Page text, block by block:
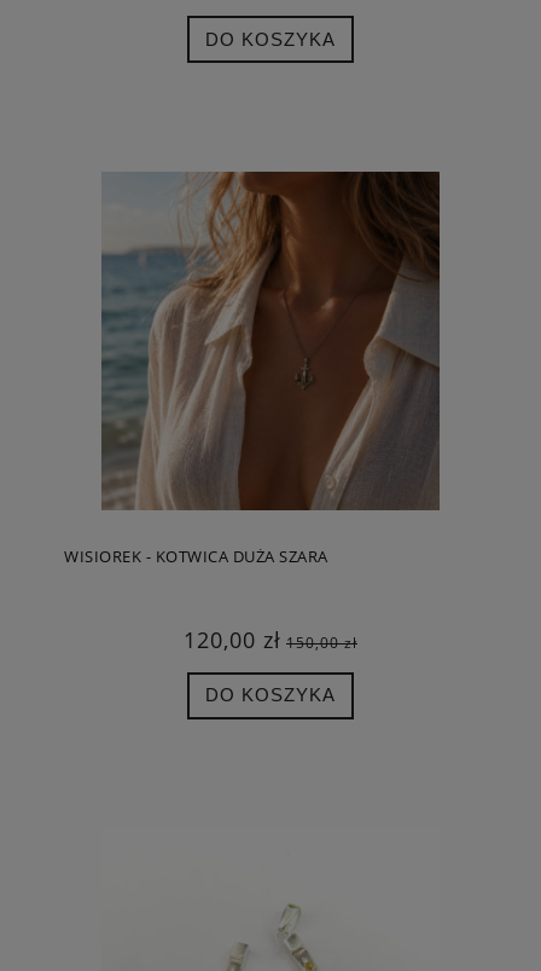
DO KOSZYKA
WISIOREK - KOTWICA DUŻA SZARA
120,00 zł 150,00 zł
DO KOSZYKA